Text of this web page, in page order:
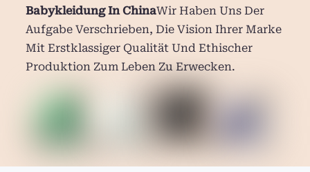
Babykleidung In ChinaWir Haben Uns Der
Aufgabe Verschrieben, Die Vision Ihrer Marke
Mit Erstklassiger Qualität Und Ethischer
Produktion Zum Leben Zu Erwecken.